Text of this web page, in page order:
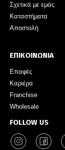
Σχετικά με εμάς
Καταστήματα
Αποστολή
ΕΠΙΚΟΙΝΩΝΙΑ
Επαφές
Καριέρα
Franchise
Wholesale
FOLLOW US